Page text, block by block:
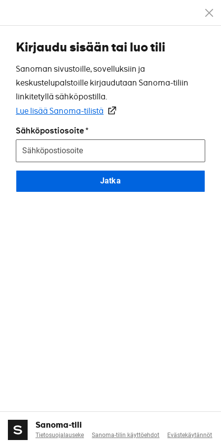
Kirjaudu sisään tai luo tili
Sanoman sivustoille, sovelluksiin ja
keskustelupalstoille kirjaudutaan Sanoma-tiliin
linkitetyllä sähköpostilla.
Lue lisää Sanoma-tilistä
Sähköpostiosoite
Jatka
Sanoma-tili
Tietosuojalauseke Sanoma-tilin käyttöehdot Evästekäytännöt